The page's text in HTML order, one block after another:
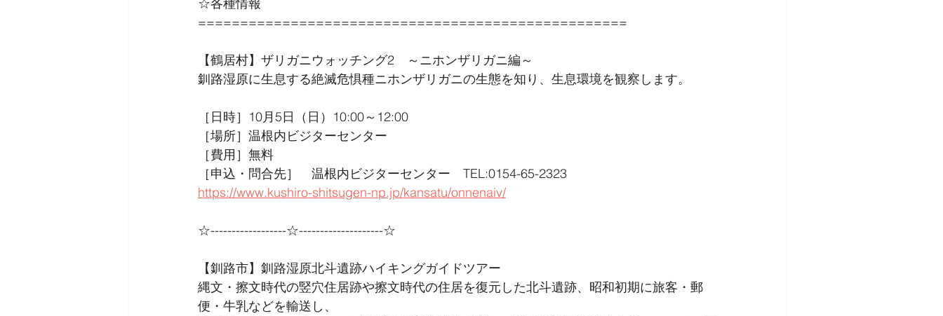
===================================================
【鶴居村】ザリガニウォッチング2　～ニホンザリガニ編～
釧路湿原に生息する絶滅危惧種ニホンザリガニの生態を知り、生息環境を観察します。
［日時］10月5日（日）10:00～12:00
［場所］温根内ビジターセンター
［費用］無料
［申込・問合先］　温根内ビジターセンター　TEL:0154-65-2323
https://www.kushiro-shitsugen-np.jp/kansatu/onnenaiv/
☆------------------☆--------------------☆
【釧路市】釧路湿原北斗遺跡ハイキングガイドツアー
縄文・擦文時代の竪穴住居跡や擦文時代の住居を復元した北斗遺跡、昭和初期に旅客・郵
便・牛乳などを輸送し、